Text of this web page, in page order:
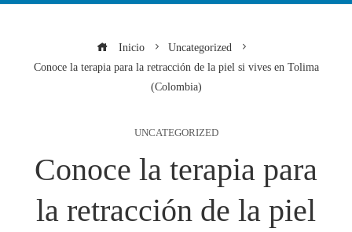
Inicio
Uncategorized
Conoce la terapia para la retracción de la piel si vives en Tolima
(Colombia)
UNCATEGORIZED
Conoce la terapia para
la retracción de la piel